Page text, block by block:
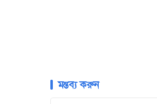
মন্তব্য করুন